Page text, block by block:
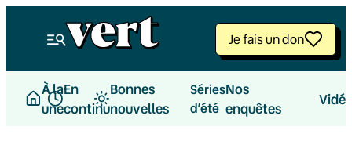
Je fais un don
À la
une
En
continu
Bonnes
nouvelles
Séries
d’été
Nos
enquêtes